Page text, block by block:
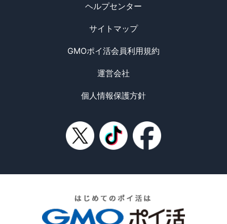
ヘルプセンター
サイトマップ
GMOポイ活会員利用規約
運営会社
個人情報保護方針